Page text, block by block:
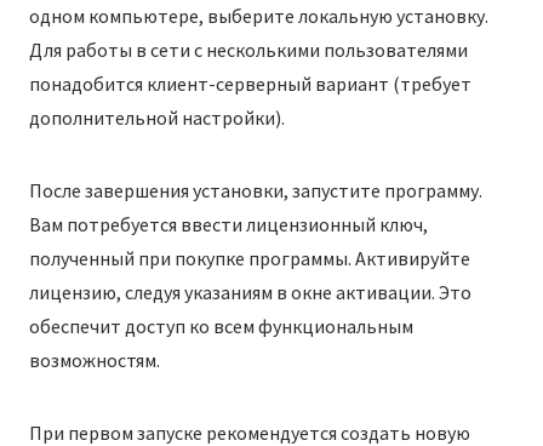
одном компьютере, выберите локальную установку.
Для работы в сети с несколькими пользователями
понадобится клиент-серверный вариант (требует
дополнительной настройки).
После завершения установки, запустите программу.
Вам потребуется ввести лицензионный ключ,
полученный при покупке программы. Активируйте
лицензию, следуя указаниям в окне активации. Это
обеспечит доступ ко всем функциональным
возможностям.
При первом запуске рекомендуется создать новую